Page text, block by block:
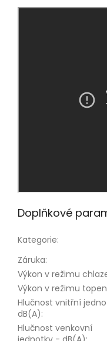
Doplňkové
Kategorie:
Záruka:
Výkon v režimu
Výkon v režimu
Hlučnost vnitřní
dB(A):
Hlučnost venkovní